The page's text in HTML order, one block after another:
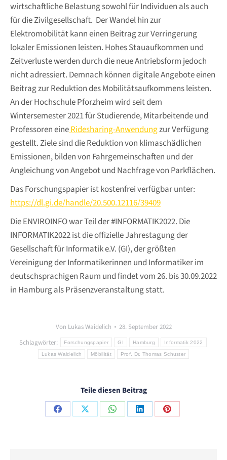
wirtschaftliche Belastung sowohl für Individuen als auch
für die Zivilgesellschaft. Der Wandel hin zur
Elektromobilität kann einen Beitrag zur Verringerung
lokaler Emissionen leisten. Hohes Stauaufkommen und
Zeitverluste werden durch die neue Antriebsform jedoch
nicht adressiert. Demnach können digitale Angebote einen
Beitrag zur Reduktion des Mobilitätsaufkommens leisten.
An der Hochschule Pforzheim wird seit dem
Wintersemester 2021 für Studierende, Mitarbeitende und
Professoren eineRidesharing-Anwendungzur Verfügung
gestellt. Ziele sind die Reduktion von klimaschädlichen
Emissionen, bilden von Fahrgemeinschaften und der
Angleichung von Angebot und Nachfrage von Parkflächen.
Das Forschungspapier ist kostenfrei verfügbar unter:
https://dl.gi.de/handle/20.500.12116/39409
Die ENVIROINFO war Teil der #INFORMATIK2022. Die
INFORMATIK2022 ist die offizielle Jahrestagung der
Gesellschaft für Informatik e.V. (GI), der größten
Vereinigung der Informatikerinnen und Informatiker im
deutschsprachigen Raum und findet vom 26. bis 30.09.2022
in Hamburg als Präsenzveranstaltung statt.
Von Lukas Waidelich
28. September 2022
Schlagwörter:
Forschungspapier GI Hamburg Informatik 2022
Lukas Waidelich Möbilität Prof. Dr. Thomas Schuster
Teile diesen Beitrag
Share
Share
Share
Share
Share